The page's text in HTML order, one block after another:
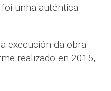
unha auténtica
execución da obra
realizado en 2015,